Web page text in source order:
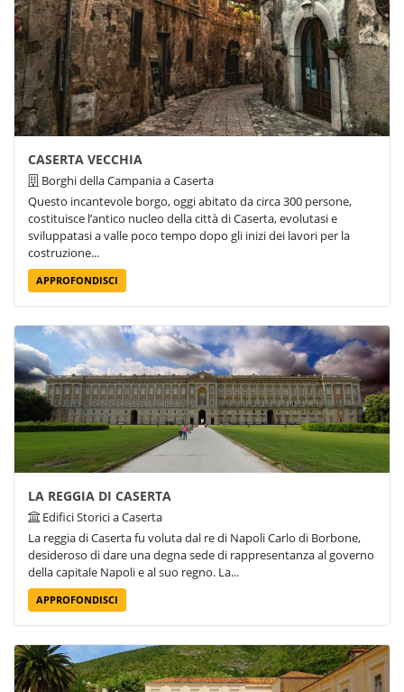
CASERTA VECCHIA
Borghi della Campania a Caserta
Questo incantevole borgo, oggi abitato da circa 300 persone,
costituisce l’antico nucleo della città di Caserta, evolutasi e
sviluppatasi a valle poco tempo dopo gli inizi dei lavori per la
costruzione...
APPROFONDISCI
LA REGGIA DI CASERTA
Edifici Storici a Caserta
La reggia di Caserta fu voluta dal re di Napoli Carlo di Borbone,
desideroso di dare una degna sede di rappresentanza al governo
della capitale Napoli e al suo regno. La...
APPROFONDISCI